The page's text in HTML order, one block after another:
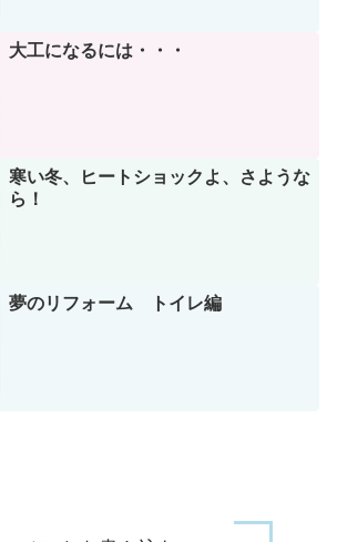
大工になるには・・・
寒い冬、ヒートショックよ、さような
ら！
夢のリフォーム トイレ編